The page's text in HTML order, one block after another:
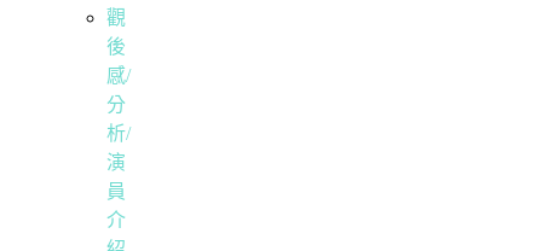
觀
後
感/
分
析/
演
員
介